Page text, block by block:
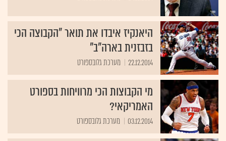
היאנקיז איבדו את תואר "הקבוצה הכי
בזבזנית בארה"ב"
22.12.2014 מערכת גלובספורט
מי הקבוצות הכי מרוויחות בספורט
האמריקאי?
03.12.2014 מערכת גלובספורט